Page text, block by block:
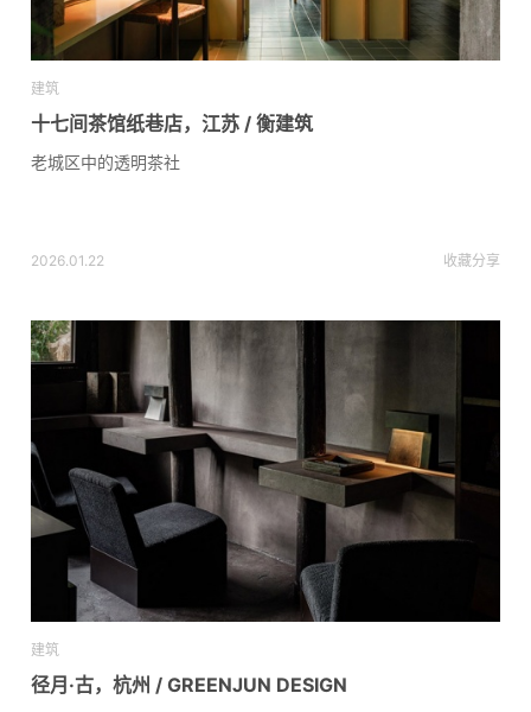
建筑
十七间茶馆纸巷店，江苏 / 衡建筑
老城区中的透明茶社
2026.01.22 收藏分享
建筑
径月·古，杭州 / GREENJUN DESIGN